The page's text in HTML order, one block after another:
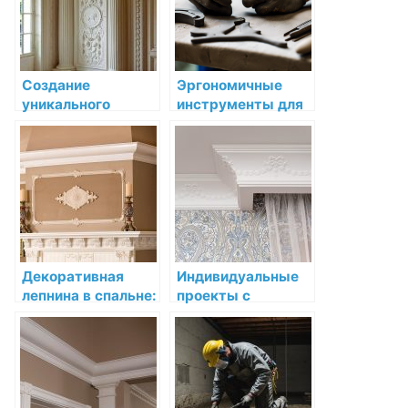
Создание
уникального
интерьера с
помощью
декоративной
лепнины
Эргономичные
инструменты для
комфортной
работы с лепниной
Декоративная
лепнина в спальне:
создание
романтического
интерьера
Индивидуальные
проекты с
использованием
лепнины: создание
уникального
интерьера